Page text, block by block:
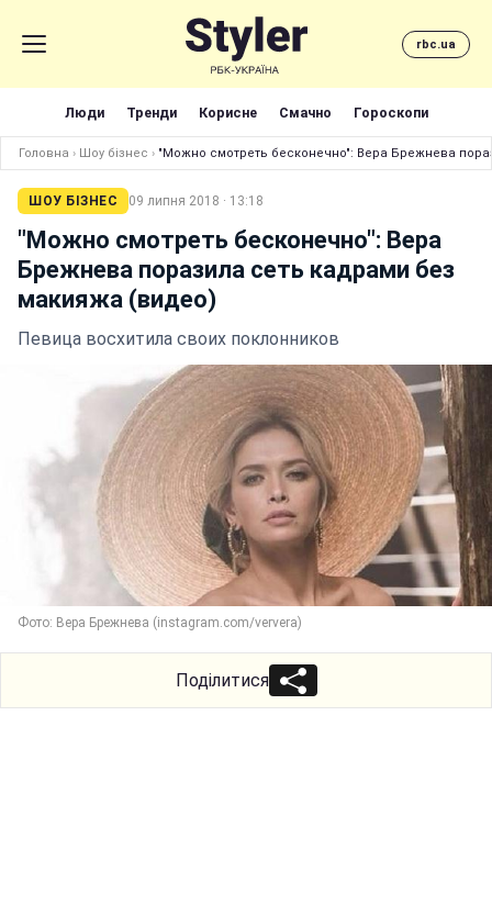
rbc.ua
Люди Тренди Корисне Смачно Гороскопи
Головна › Шоу бізнес › "Можно смотреть бесконечно": Вера Брежнева
ШОУ БІЗНЕС 09 липня 2018 · 13:18
"Можно смотреть бесконечно": Вера
Брежнева поразила сеть кадрами без
макияжа (видео)
Певица восхитила своих поклонников
Фото: Вера Брежнева (instagram.com/ververa)
Поділитися